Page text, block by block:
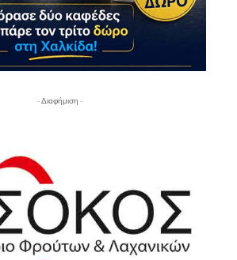
- Διαφήμιση -